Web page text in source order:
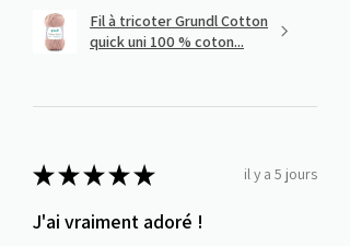
Fil à tricoter Grundl Cotton
quick uni 100 % coton...
★★★★★ il y a 5 jours
J'ai vraiment adoré !